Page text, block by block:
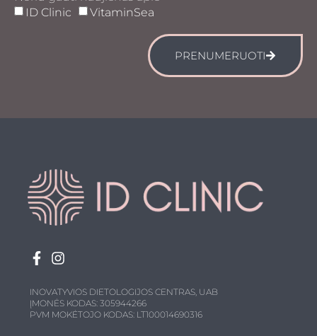
ID Clinic
VitaminSea
PRENUMERUOTI
INOVATYVIOS DIETOLOGIJOS CENTRAS, UAB
ĮMONĖS KODAS: 305944266
PVM MOKĖTOJO KODAS: LT100014690316